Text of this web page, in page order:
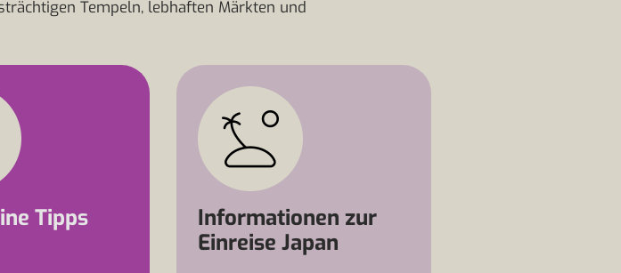
Tempeln, lebhaften Märkten und
Tipps
Informationen zur
Einreise Japan